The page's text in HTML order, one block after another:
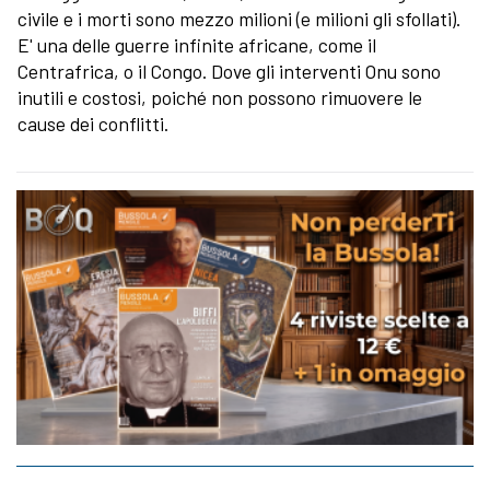
civile e i morti sono mezzo milioni (e milioni gli sfollati).
E' una delle guerre infinite africane, come il
Centrafrica, o il Congo. Dove gli interventi Onu sono
inutili e costosi, poiché non possono rimuovere le
cause dei conflitti.